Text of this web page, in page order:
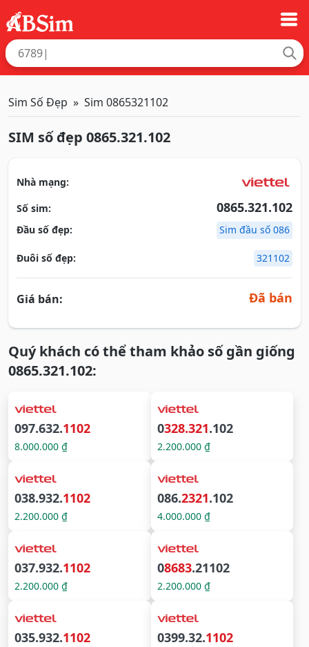
Sim Số Đẹp Sim 0865321102
SIM số đẹp 0865.321.102
Nhà mạng:
Số sim:
0865.321.102
Đầu số đẹp: Sim đầu số 086
Đuôi số đẹp: 321102
Giá bán: Đã bán
Quý khách có thể tham khảo số gần giống
0865.321.102:
097.632.1102
8.000.000 ₫
0328.321.102
2.200.000 ₫
038.932.1102
2.200.000 ₫
086.2321.102
4.000.000 ₫
037.932.1102
2.200.000 ₫
08683.21102
2.200.000 ₫
035.932.1102 0399.32.1102